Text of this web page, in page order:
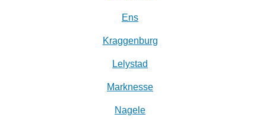
Ens
Kraggenburg
Lelystad
Marknesse
Nagele